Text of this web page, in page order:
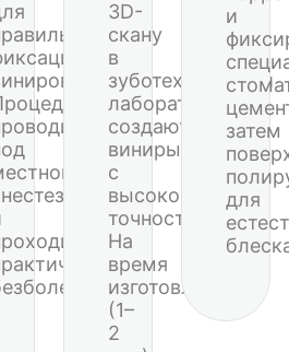
3D-
скану
в
зуботехнической
лаборатории
создаются
виниры
с
высокой
точностью.
На
время
изготовления
(1–
2
и
затем
для